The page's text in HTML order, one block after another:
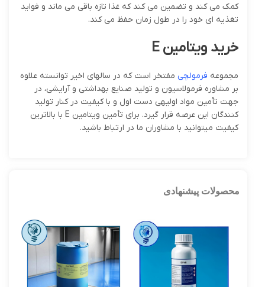
کمک می کند و تضمین می کند که غذا تازه باقی می ماند و فواید
تغذیه ای خود را در طول زمان حفظ می کند.
خرید ویتامینE
مجموعه فرمولچی مفتخر است که در سالهای اخیر توانسته علاوه
بر مشاوره فرمولاسیون و تولید صنایع بهداشتی و آرایشی، در
جهت تأمین مواد اولیه­ی دست اول و با کیفیت در کنار تولید
کنندگان این عرصه قرار گیرد. برای تأمین ویتامین E با بالاترین
کیفیت میتوانید با مشاوران ما در ارتباط باشید.
محصولات پیشنهادی